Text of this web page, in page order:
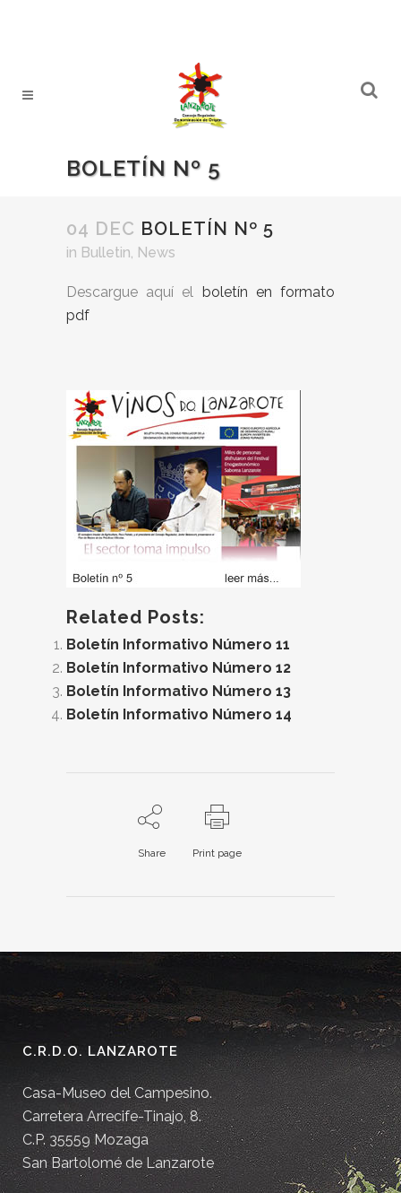
BOLETÍN Nº 5
04 DEC BOLETÍN Nº 5
in Bulletin, News
Descargue aquí el boletín en formato
pdf
Related Posts:
Boletín Informativo Número 11
Boletín Informativo Número 12
Boletín Informativo Número 13
Boletín Informativo Número 14
Share Print page
C.R.D.O. LANZAROTE
Casa-Museo del Campesino.
Carretera Arrecife-Tinajo, 8.
C.P. 35559 Mozaga
San Bartolomé de Lanzarote